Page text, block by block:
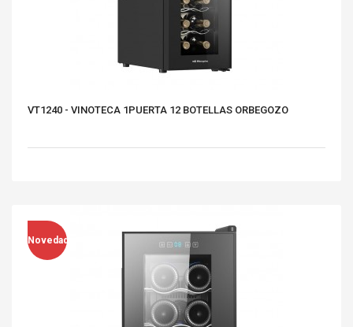
VT1240 - VINOTECA 1PUERTA 12 BOTELLAS ORBEGOZO
Novedad